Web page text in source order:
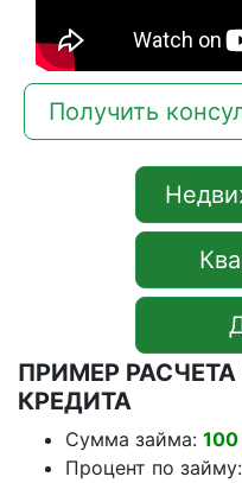
Получить
ПРИМЕР
КРЕДИТА
Сумма займа:
Процент по займу: